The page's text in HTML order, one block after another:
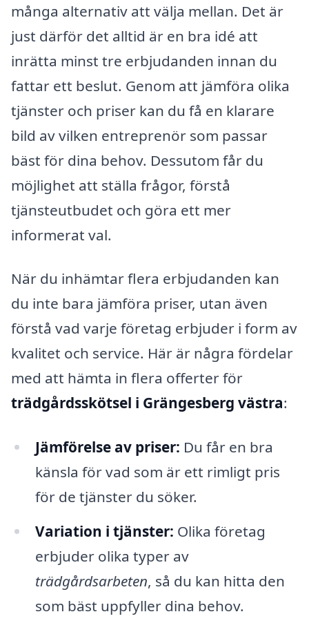
många alternativ att välja mellan. Det är
just därför det alltid är en bra idé att
inrätta minst tre erbjudanden innan du
fattar ett beslut. Genom att jämföra olika
tjänster och priser kan du få en klarare
bild av vilken entreprenör som passar
bäst för dina behov. Dessutom får du
möjlighet att ställa frågor, förstå
tjänsteutbudet och göra ett mer
informerat val.
När du inhämtar flera erbjudanden kan
du inte bara jämföra priser, utan även
förstå vad varje företag erbjuder i form av
kvalitet och service. Här är några fördelar
med att hämta in flera offerter för
trädgårdsskötsel i Grängesberg västra:
Jämförelse av priser: Du får en bra
känsla för vad som är ett rimligt pris
för de tjänster du söker.
Variation i tjänster: Olika företag
erbjuder olika typer av
trädgårdsarbeten, så du kan hitta den
som bäst uppfyller dina behov.